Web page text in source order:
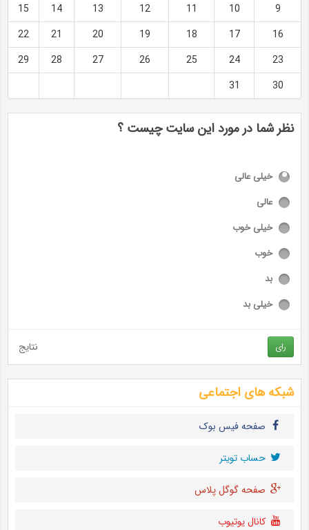
9
10
11
12
13
14
15
16
17
18
19
20
21
22
23
24
25
26
27
28
29
30
31
نظر شما در مورد این سایت چیست ؟
خیلی عالی
عالی
خیلی خوب
خوب
بد
خیلی بد
رای نتایج
شبکه های اجتماعی
صفحه فیس بوک
حساب تويتر
صفحه گوگل پلاس
کانال یوتیوب